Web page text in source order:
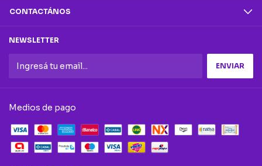
CONTACTÁNOS
NEWSLETTER
Medios de pago